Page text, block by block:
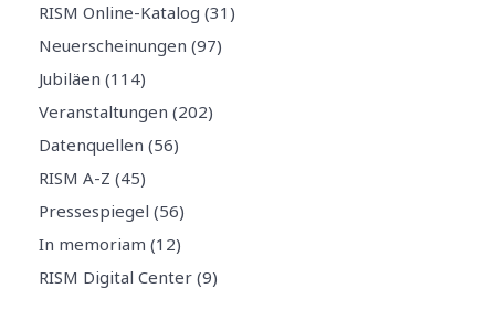
RISM Online-Katalog (31)
Neuerscheinungen (97)
Jubiläen (114)
Veranstaltungen (202)
Datenquellen (56)
RISM A-Z (45)
Pressespiegel (56)
In memoriam (12)
RISM Digital Center (9)